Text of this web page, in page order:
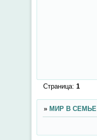
Страница: 1
» МИР В СЕМЬЕ